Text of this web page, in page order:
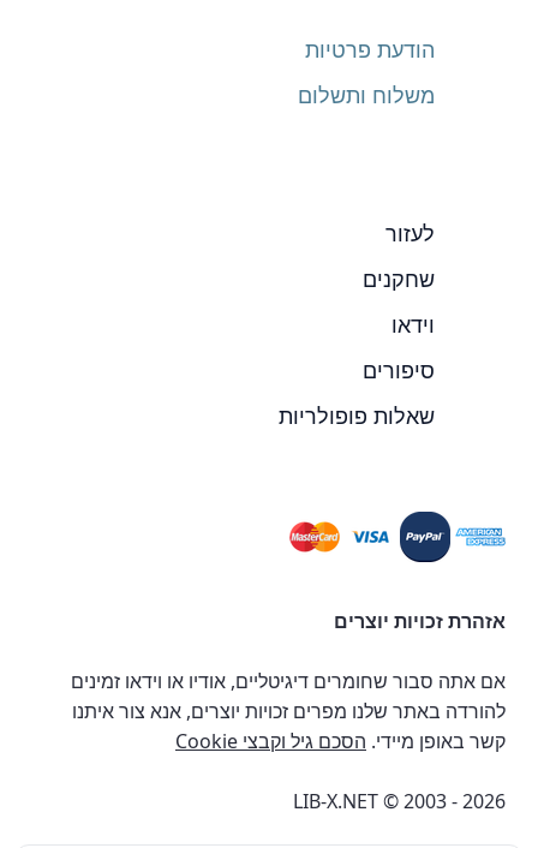
הודעת פרטיות
משלוח ותשלום
לעזור
שחקנים
וידאו
סיפורים
שאלות פופולריות
אזהרת זכויות יוצרים
אם אתה סבור שחומרים דיגיטליים, אודיו או וידאו זמינים
להורדה באתר שלנו מפרים זכויות יוצרים, אנא צור איתנו
קשר באופן מיידי. הסכם גיל וקבצי Cookie
LIB-X.NET © 2003 - 2026